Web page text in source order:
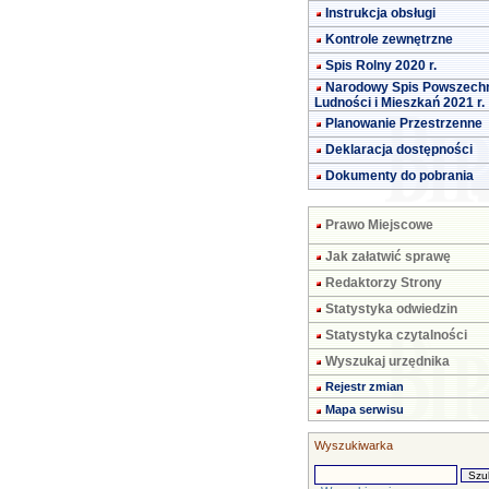
Instrukcja obsługi
Kontrole zewnętrzne
Spis Rolny 2020 r.
Narodowy Spis
Ludności i Mieszkań 2021 r.
Planowanie Przestrzenne
Deklaracja dostępności
Dokumenty do pobrania
Prawo Miejscowe
Jak załatwić sprawę
Redaktorzy Strony
Statystyka odwiedzin
Statystyka czytalności
Wyszukaj urzędnika
Rejestr zmian
Mapa serwisu
Wyszukiwarka